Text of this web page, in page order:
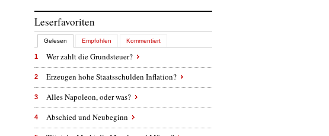
Leserfavoriten
Gelesen Empfohlen Kommentiert
1 Wer zahlt die Grundsteuer?
2 Erzeugen hohe Staatsschulden Inflation?
3 Alles Napoleon, oder was?
4 Abschied und Neubeginn